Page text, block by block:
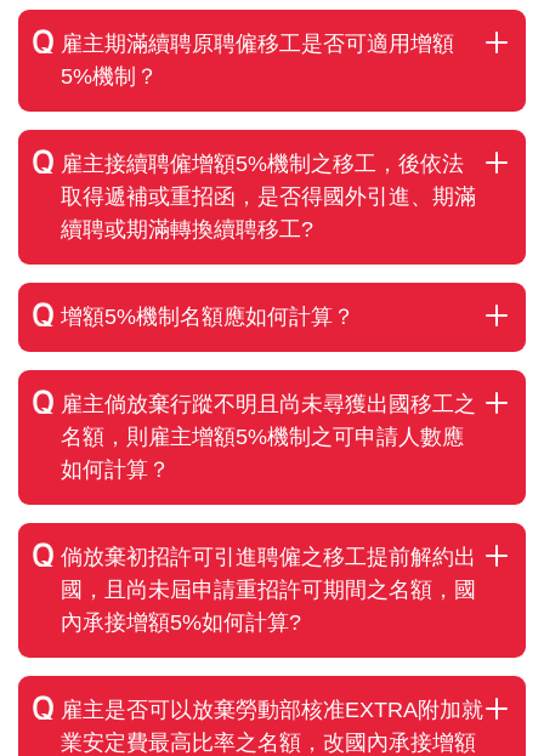
雇主期滿續聘原聘僱移工是否可適用增額
5%機制？
雇主接續聘僱增額5%機制之移工，後依法
取得遞補或重招函，是否得國外引進、期滿
續聘或期滿轉換續聘移工?
增額5%機制名額應如何計算？
雇主倘放棄行蹤不明且尚未尋獲出國移工之
名額，則雇主增額5%機制之可申請人數應
如何計算？
倘放棄初招許可引進聘僱之移工提前解約出
國，且尚未屆申請重招許可期間之名額，國
內承接增額5%如何計算?
雇主是否可以放棄勞動部核准EXTRA附加就
業安定費最高比率之名額，改國內承接增額